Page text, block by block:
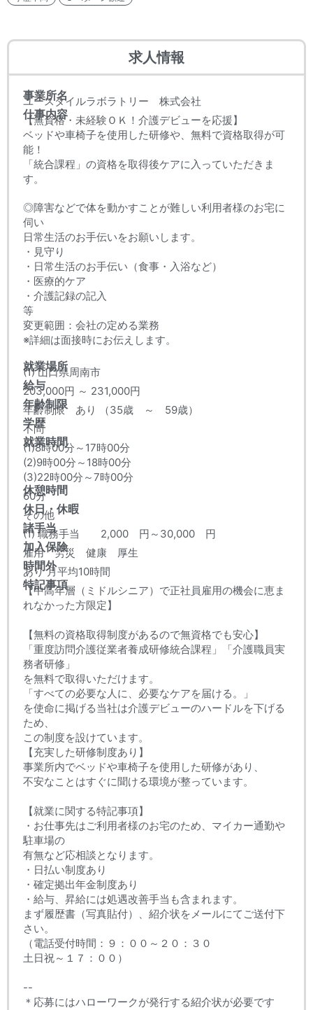
求人情報
事業所名
ユースタイルラボラトリー 株式会社
仕事内容
【無資格・未経験ＯＫ！介護デビューを応援】
ベッドや車椅子を使用した研修や、無料で資格取得が可
能！
「統合課程」の資格を取得後ケアに入っていただきま
す。
◎障害などで体を動かすことが難しい利用者様のお宅に
伺い
日常生活のお手伝いをお願いします。
・見守り
・日常生活のお手伝い（食事・入浴など）
・医療的ケア
・介護記録の記入
等
変更範囲：会社の定める業務
※詳細は面接時にお伝えします。
就業場所
(1) 山口県周南市
給与
203,000円 ～ 231,000円
年齢制限
年齢制限 あり （35歳 ～ 59歳）
学歴
不問
就業時間
(1)8時00分～17時00分
(2)9時00分～18時00分
(3)22時00分～7時00分
休憩時間
60分
休日・休暇
その他
諸手当
(1) 職務手当 2,000 円～30,000 円
加入保険
雇用 労災 健康 厚生
時間外
あり 月平均10時間
特記事項
【中高年層（ミドルシニア）で正社員雇用の機会に恵ま
れなかった方限定】
【無料の資格取得制度があるので無資格でも安心】
「重度訪問介護従業者養成研修統合課程」「介護職員実
務者研修」
を無料で取得いただけます。
「すべての必要な人に、必要なケアを届ける。」
を使命に掲げる当社は介護デビューのハードルを下げる
ため、
この制度を設けています。
【充実した研修制度あり】
事業所内でベッドや車椅子を使用した研修があり、
不安なことはすぐに聞ける環境が整っています。
【就業に関する特記事項】
・お仕事先はご利用者様のお宅のため、マイカー通勤や
駐車場の
有無など応相談となります。
・日払い制度あり
・確定拠出年金制度あり
・給与、昇給には処遇改善手当も含まれます。
まず履歴書（写真貼付）、紹介状をメールにてご送付下
さい。
（電話受付時間：９：００～２０：３０
土日祝～１７：００）
--
＊応募にはハローワークが発行する紹介状が必要です